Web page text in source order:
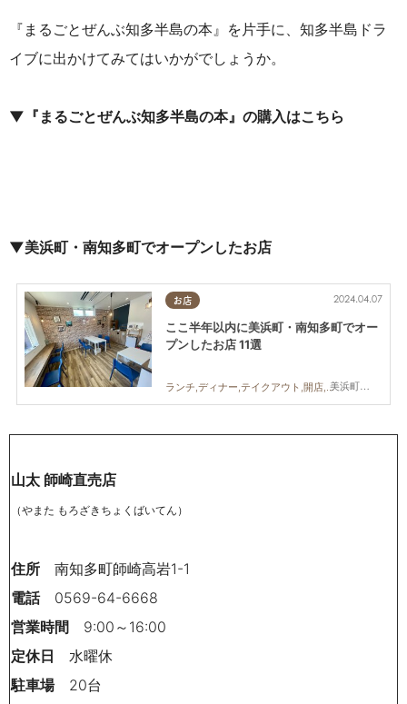
『まるごとぜんぶ知多半島の本』を片手に、知多半島ドラ
イブに出かけてみてはいかがでしょうか。
▼ 『まるごとぜんぶ知多半島の本』の購入はこちら
▼美浜町・南知多町でオープンしたお店
お店
美浜町,南知多町
2024.04.07
ここ半年以内に美浜町・南知多町でオー
プンしたお店 11選
ランチ,ディナー,テイクアウト,開店,専門店,まちネタ
山太 師崎直売店
（やまた もろざきちょくばいてん）
住所 南知多町師崎高岩1-1
電話0569-64-6668
営業時間 9:00～16:00
定休日 水曜休
駐車場20台